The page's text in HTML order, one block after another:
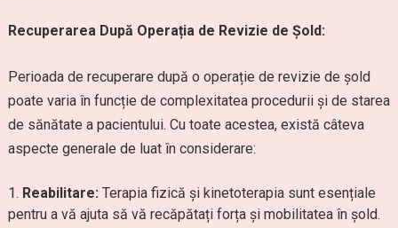
Recuperarea După Operația de Revizie de Șold:
Perioada de recuperare după o operație de revizie de șold
poate varia în funcție de complexitatea procedurii și de starea
de sănătate a pacientului. Cu toate acestea, există câteva
aspecte generale de luat în considerare:
Reabilitare: Terapia fizică și kinetoterapia sunt esențiale
pentru a vă ajuta să vă recăpătați forța și mobilitatea în șold.